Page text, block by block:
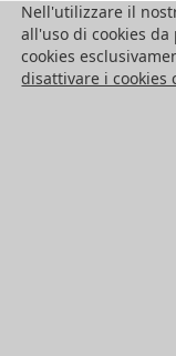
Nell'utilizzare il
all'uso di cookies
cookies
disattivare i cookies